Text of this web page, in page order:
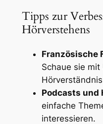
Tipps zur
Hörverstehens
Französische
Schaue sie
Podcasts und
einfache
interessieren.